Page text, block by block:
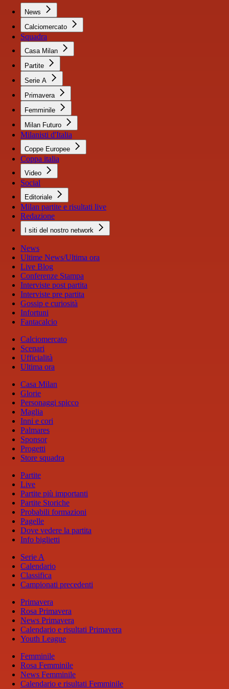
News
Calciomercato
Squadra
Casa Milan
Partite
Serie A
Primavera
Femminile
Milan Futuro
Milanisti d'Italia
Coppe Europee
Coppa italia
Video
Social
Editoriale
Milan partite e risultati live
Redazione
I siti del nostro network
News
Ultime News/Ultima ora
Live Blog
Conferenze Stampa
Interviste post partita
Interviste pre partita
Gossip e curiosità
Infortuni
Fantacalcio
Calciomercato
Scenari
Ufficialità
Ultima ora
Casa Milan
Glorie
Personaggi spicco
Maglia
Inni e cori
Palmares
Sponsor
Progetti
Store squadra
Partite
Live
Partite più importanti
Partite Storiche
Probabili formazioni
Pagelle
Dove vedere la partita
Info biglietti
Serie A
Calendario
Classifica
Campionati precedenti
Primavera
Rosa Primavera
News Primavera
Calendario e risultati Primavera
Youth League
Femminile
Rosa Femminile
News Femminile
Calendario e risultati Femminile